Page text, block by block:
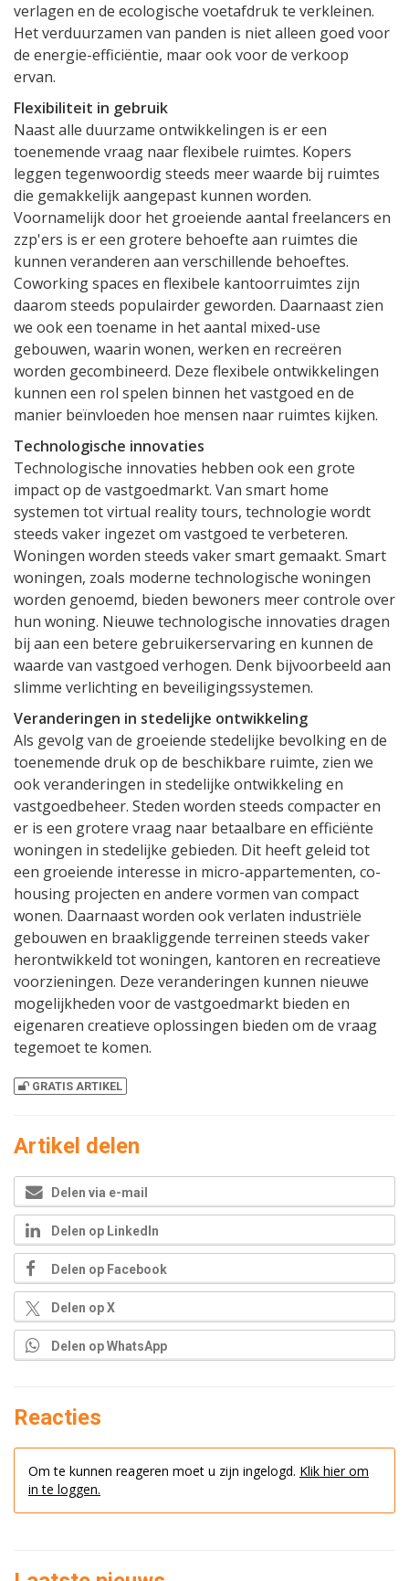
verlagen en de ecologische voetafdruk te verkleinen.
Het verduurzamen van panden is niet alleen goed voor
de energie-efficiëntie, maar ook voor de verkoop
ervan.
Flexibiliteit in gebruik
Naast alle duurzame ontwikkelingen is er een
toenemende vraag naar flexibele ruimtes. Kopers
leggen tegenwoordig steeds meer waarde bij ruimtes
die gemakkelijk aangepast kunnen worden.
Voornamelijk door het groeiende aantal freelancers en
zzp'ers is er een grotere behoefte aan ruimtes die
kunnen veranderen aan verschillende behoeftes.
Coworking spaces en flexibele kantoorruimtes zijn
daarom steeds populairder geworden. Daarnaast zien
we ook een toename in het aantal mixed-use
gebouwen, waarin wonen, werken en recreëren
worden gecombineerd. Deze flexibele ontwikkelingen
kunnen een rol spelen binnen het vastgoed en de
manier beïnvloeden hoe mensen naar ruimtes kijken.
Technologische innovaties
Technologische innovaties hebben ook een grote
impact op de vastgoedmarkt. Van smart home
systemen tot virtual reality tours, technologie wordt
steeds vaker ingezet om vastgoed te verbeteren.
Woningen worden steeds vaker smart gemaakt. Smart
woningen, zoals moderne technologische woningen
worden genoemd, bieden bewoners meer controle over
hun woning. Nieuwe technologische innovaties dragen
bij aan een betere gebruikerservaring en kunnen de
waarde van vastgoed verhogen. Denk bijvoorbeeld aan
slimme verlichting en beveiligingssystemen.
Veranderingen in stedelijke ontwikkeling
Als gevolg van de groeiende stedelijke bevolking en de
toenemende druk op de beschikbare ruimte, zien we
ook veranderingen in stedelijke ontwikkeling en
vastgoedbeheer. Steden worden steeds compacter en
er is een grotere vraag naar betaalbare en efficiënte
woningen in stedelijke gebieden. Dit heeft geleid tot
een groeiende interesse in micro-appartementen, co-
housing projecten en andere vormen van compact
wonen. Daarnaast worden ook verlaten industriële
gebouwen en braakliggende terreinen steeds vaker
herontwikkeld tot woningen, kantoren en recreatieve
voorzieningen. Deze veranderingen kunnen nieuwe
mogelijkheden voor de vastgoedmarkt bieden en
eigenaren creatieve oplossingen bieden om de vraag
tegemoet te komen.
GRATIS ARTIKEL
Artikel delen
Delen via e-mail
Delen op LinkedIn
Delen op Facebook
Delen op X
Delen op WhatsApp
Reacties
Om te kunnen reageren moet u zijn ingelogd. Klik hier om
in te loggen.